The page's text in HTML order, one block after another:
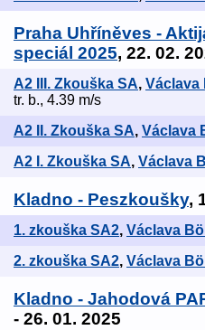
Praha Uhříněves -
speciál 2025, 22. 02.
A2 III. Zkouška SA, Václava
tr. b., 4.39 m/s
A2 II. Zkouška SA, Václava
A2 I. Zkouška SA, Václava
Kladno - Peszkoušky,
1. zkouška SA2, Václava
2. zkouška SA2, Václava
Kladno - Jahodová
- 26. 01. 2025